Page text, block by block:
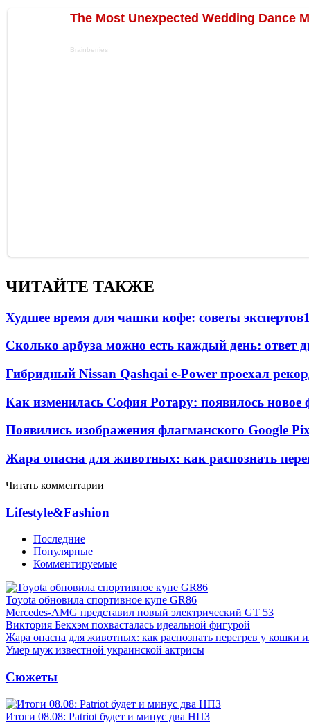
ЧИТАЙТЕ ТАКЖЕ
Худшее время для чашки кофе: советы экспертов
Сколько арбуза можно есть каждый день: ответ
Гибридный Nissan Qashqai e-Power проехал
Как изменилась София Ротару: появилось новое
Появились изображения флагманского Google
Жара опасна для животных: как распознать
Читать комментарии
Lifestyle&Fashion
Последние
Популярные
Комментируемые
Toyota обновила спортивное купе GR86
Mercedes-AMG представил новый электрический GT 53
Виктория Бекхэм похвасталась идеальной фигурой
Жара опасна для животных: как распознать перегрев у кошки
Умер муж известной украинской актрисы
Сюжеты
Итоги 08.08: Patriot будет и минус два НПЗ